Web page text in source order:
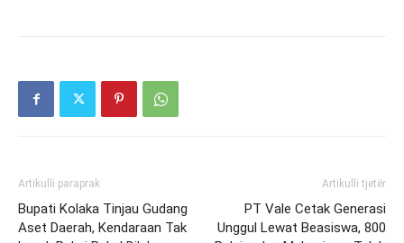
Artikulli paraprak
Bupati Kolaka Tinjau Gudang
Aset Daerah, Kendaraan Tak
Artikulli tjetër
PT Vale Cetak Generasi
Unggul Lewat Beasiswa, 800